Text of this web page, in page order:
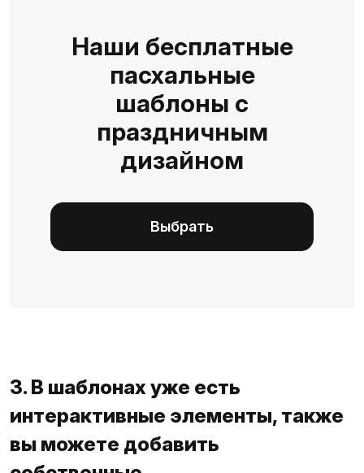
Наши бесплатные
пасхальные
шаблоны с
праздничным
дизайном
Выбрать
3. В шаблонах уже есть
интерактивные элементы, также
вы можете добавить